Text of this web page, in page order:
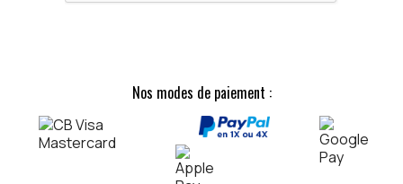
Nos modes de paiement :